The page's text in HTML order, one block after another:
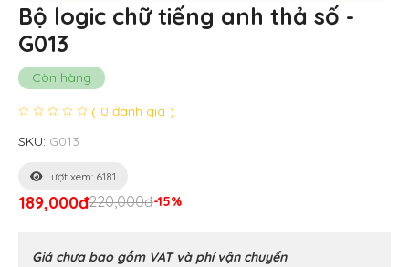
Bộ logic chữ tiếng anh thả số -
G013
Còn hàng
( 0 đánh giá )
SKU: G013
Lượt xem: 6181
189,000đ220,000đ-15%
Giá chưa bao gồm VAT và phí vận chuyển